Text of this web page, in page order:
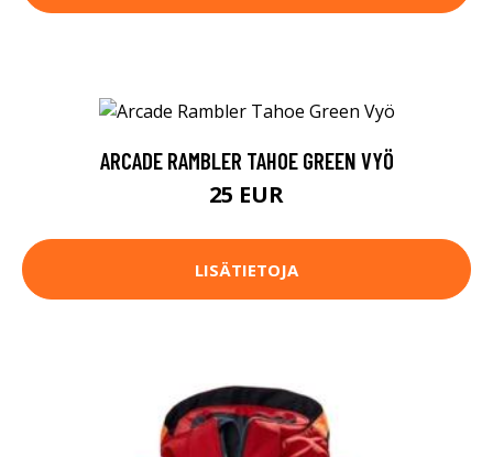
ARCADE RAMBLER TAHOE GREEN VYÖ
25 EUR
LISÄTIETOJA